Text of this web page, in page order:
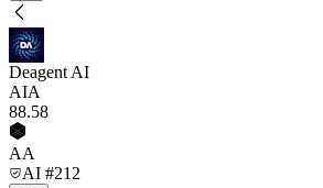
Deagent AI
AIA
88.58
AA
AI #212